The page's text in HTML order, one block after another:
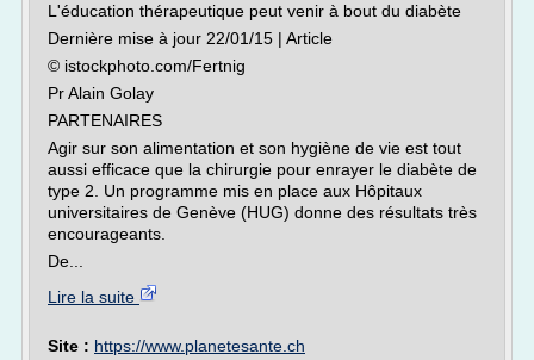
L'éducation thérapeutique peut venir à bout du diabète
Dernière mise à jour 22/01/15 | Article
© istockphoto.com/Fertnig
Pr Alain Golay
PARTENAIRES
Agir sur son alimentation et son hygiène de vie est tout
aussi efficace que la chirurgie pour enrayer le diabète de
type 2. Un programme mis en place aux Hôpitaux
universitaires de Genève (HUG) donne des résultats très
encourageants.
De...
Lire la suite
Site : https://www.planetesante.ch